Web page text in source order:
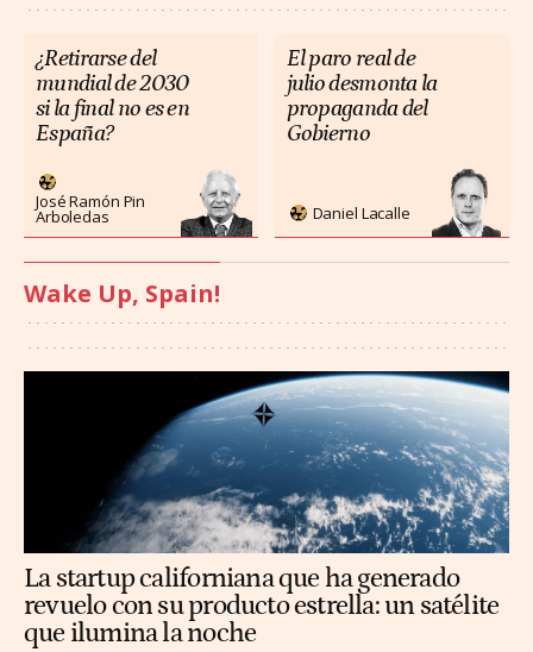
¿Retirarse del
mundial de 2030
si la final no es en
España?
José Ramón Pin
Arboledas
El paro real de
julio desmonta la
propaganda del
Gobierno
Daniel Lacalle
Wake Up, Spain!
La startup californiana que ha generado
revuelo con su producto estrella: un satélite
que ilumina la noche